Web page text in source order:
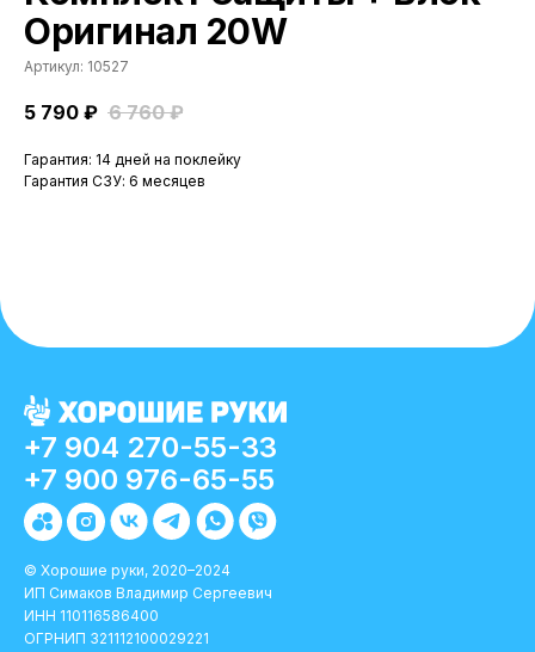
Оригинал 20W
Артикул: 10527
5 790 ₽ 6 760 ₽
Гарантия: 14 дней на поклейку
Гарантия СЗУ: 6 месяцев
+7 904 270-55-33
© Хорошие руки, 2020–2024
ИП Симаков Владимир Сергеевич
ИНН 110116586400
ОГРНИП 321112100029221
+7 900 976-65-55